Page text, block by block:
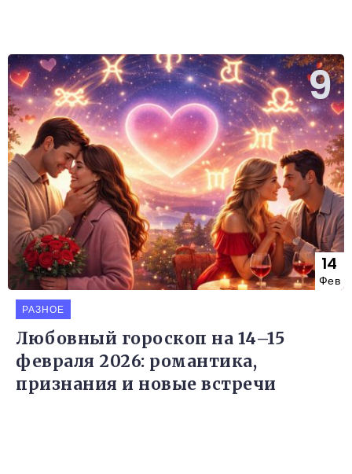
14
Фев
РАЗНОЕ
Любовный гороскоп на 14–15
февраля 2026: романтика,
признания и новые встречи